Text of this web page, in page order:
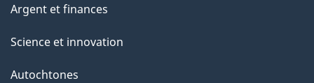
Argent et finances
Science et innovation
Autochtones